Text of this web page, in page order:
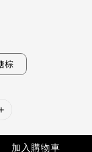
棕
加入購物車